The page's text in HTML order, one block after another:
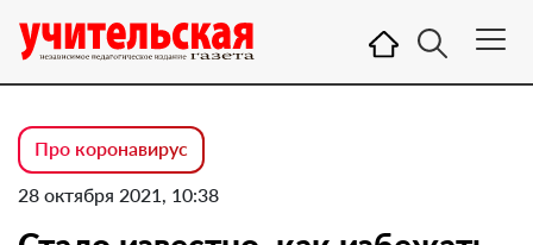
Про коронавирус
28 октября 2021, 10:38